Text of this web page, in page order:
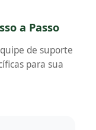
a Passo
de suporte
para sua